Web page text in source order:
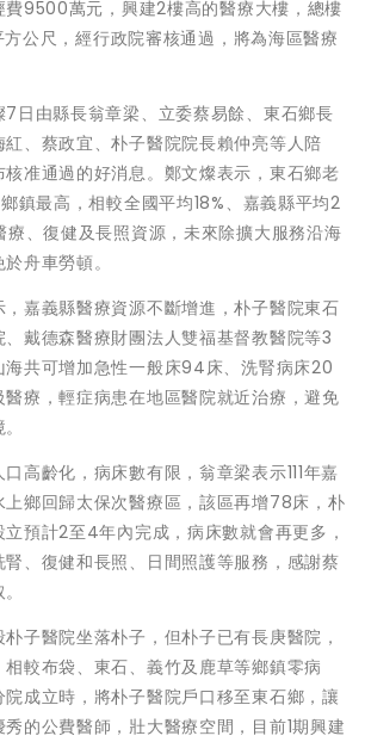
費9500萬元，興建2樓高的醫療大樓，總樓
公尺，經行政院審核通過，將為海區醫療
日由縣長翁章梁、立委蔡易餘、東石鄉長
、蔡政宜、朴子醫院院長賴仲亮等人陪
准通過的好消息。鄭文燦表示，東石鄉老
鎮最高，相較全國平均18%、嘉義縣平均2
療、復健及長照資源，未來除擴大服務沿海
舟車勞頓。
嘉義縣醫療資源不斷增進，朴子醫院東石
戴德森醫療財團法人雙福基督教醫院等3
海共可增加急性一般床94床、洗腎病床20
療，輕症病患在地區醫院就近治療，避免
高齡化，病床數有限，翁章梁表示111年嘉
鄉回歸太保次醫療區，該區再增78床，朴
預計2至4年內完成，病床數就會再更多，
、復健和長照、日間照護等服務，感謝蔡
子醫院坐落朴子，但朴子已有長庚醫院，
較布袋、東石、義竹及鹿草等鄉鎮零病
成立時，將朴子醫院戶口移至東石鄉，讓
的公費醫師，壯大醫療空間，目前1期興建